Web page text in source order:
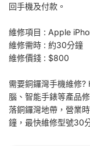
回手機及付款。
維修項目 : Apple
維修需時 : 約30分鐘
維修價錢 : $800
需要銅鑼灣手機維修
腦、智能手錶等產品
落銅鑼灣地帶，營業
鐘，最快維修型號30